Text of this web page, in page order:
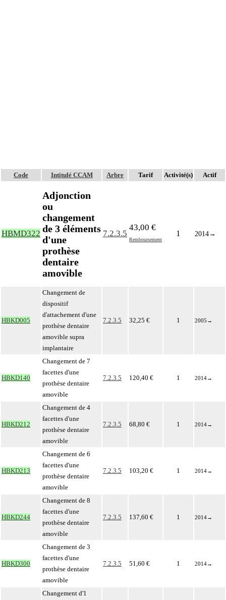
Code Intitulé CCAM Arbre Tarif Activité(s) Actif
HBMD322
Adjonction
ou
changement
de 3 éléments
d'une
prothèse
dentaire
amovible
7.2.3.5
43,00 €
Remboursement
1 2014→
HBKD005
Changement de
dispositif
d'attachement d'une
prothèse dentaire
amovible supra
implantaire
7.2.3.5 32,25 € 1 2005 →
HBKD140
Changement de 7
facettes d'une
prothèse dentaire
amovible
7.2.3.5 120,40 € 1 2014→
HBKD212
Changement de 4
facettes d'une
prothèse dentaire
amovible
7.2.3.5 68,80 € 1 2014→
HBKD213
Changement de 6
facettes d'une
prothèse dentaire
amovible
7.2.3.5 103,20 € 1 2014→
HBKD244
Changement de 8
facettes d'une
prothèse dentaire
amovible
7.2.3.5 137,60 € 1 2014→
HBKD300
Changement de 3
facettes d'une
prothèse dentaire
amovible
7.2.3.5 51,60 € 1 2014→
Changement d'1